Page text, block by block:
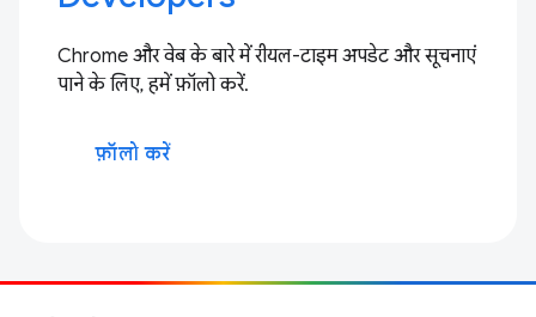
Chrome और वेब के बारे में रीयल-टाइम अपडेट और सूचनाएं
पाने के लिए, हमें फ़ॉलो करें.
फ़ॉलो करें